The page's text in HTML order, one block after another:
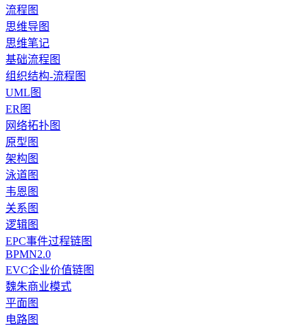
流程图
思维导图
思维笔记
基础流程图
组织结构-流程图
UML图
ER图
网络拓扑图
原型图
架构图
泳道图
韦恩图
关系图
逻辑图
EPC事件过程链图
BPMN2.0
EVC企业价值链图
魏朱商业模式
平面图
电路图